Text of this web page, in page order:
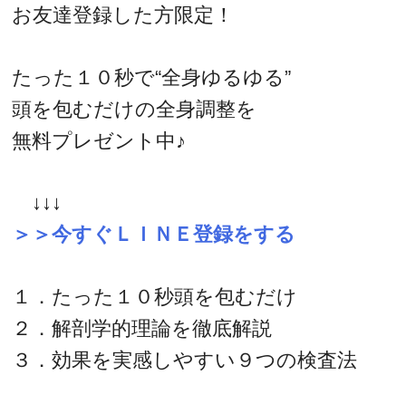
お友達登録した方限定！
たった１０秒で“全身ゆるゆる”
頭を包むだけの全身調整を
無料プレゼント中♪
↓↓↓
＞＞今すぐＬＩＮＥ登録をする
１．たった１０秒頭を包むだけ
２．解剖学的理論を徹底解説
３．効果を実感しやすい９つの検査法